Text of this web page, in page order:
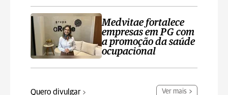
Medvitae fortalece
empresas em PG com
a promoção da saúde
ocupacional
Quero divulgar Ver mais